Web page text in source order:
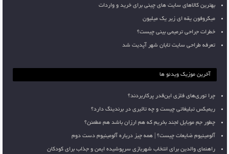
بهترین کالاهای سایت های چینی برای خرید و واردات
میکروفون یقه ای زیر یک میلیون
خطرات جراحی ترمیمی بینی چیست؟
تعرفه طراحی سایت تابان شهر آپدیت شد
آخرین موزیک ویدئو ها
چرا توری‌های فلزی این‌قدر پرکاربردند؟
ریمیکس تبلیغاتی چیست و چه تاثیری در برندینگ دارد؟
چطور جم موبایل لجند بخریم که هم ارزان باشد هم مطمئن؟
آلومینیوم ضایعات چیست؟ | همه چیز درباره آلومینیوم دست دوم
راهنمای والدین برای انتخاب شهربازی سرپوشیده ایمن و جذاب برای کودکان